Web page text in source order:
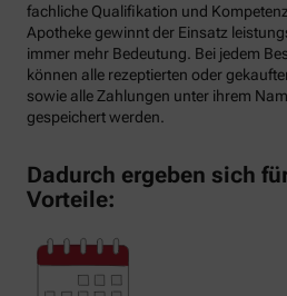
fachliche Qualifikation und
Apotheke gewinnt der Einsatz
immer mehr Bedeutung. Bei jedem
können alle rezeptierten oder
sowie alle Zahlungen unter ihrem
gespeichert werden.
Dadurch ergeben sich
Vorteile: